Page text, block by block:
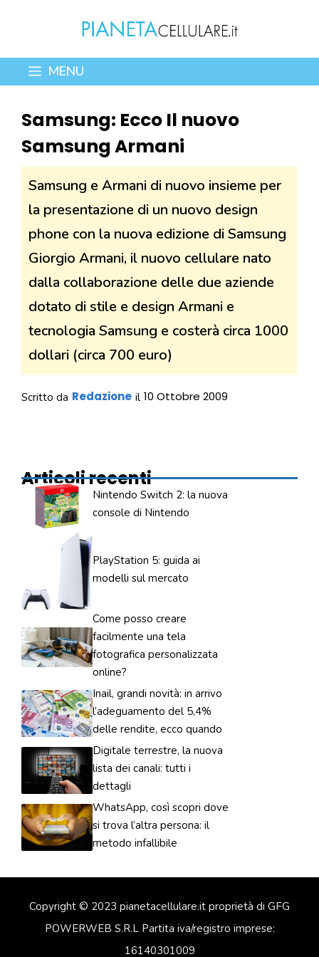
contenuto
MENU
Samsung: Ecco Il nuovo
Samsung Armani
Samsung e Armani di nuovo insieme per
la presentazione di un nuovo design
phone con la nuova edizione di Samsung
Giorgio Armani, il nuovo cellulare nato
dalla collaborazione delle due aziende
dotato di stile e design Armani e
tecnologia Samsung e costerà circa 1000
dollari (circa 700 euro)
Scritto da Redazione il 10 Ottobre 2009
Articoli recenti
Nintendo Switch 2: la nuova
console di Nintendo
PlayStation 5: guida ai
modelli sul mercato
Come posso creare
facilmente una tela
fotografica personalizzata
online?
Inail, grandi novità: in arrivo
l’adeguamento del 5,4%
delle rendite, ecco quando
Digitale terrestre, la nuova
lista dei canali: tutti i
dettagli
WhatsApp, così scopri dove
si trova l’altra persona: il
metodo infallibile
Copyright © 2023 pianetacellulare.it proprietà di GFG
POWERWEB S.R.L Partita iva/registro imprese:
16140301009